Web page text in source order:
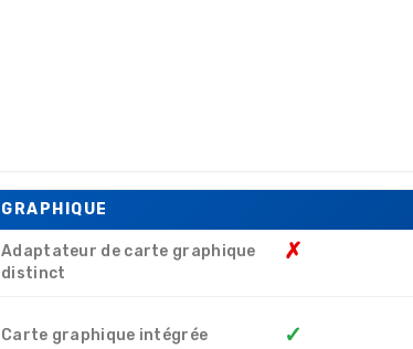
GRAPHIQUE
Adaptateur de carte graphique
distinct
✗
Carte graphique intégrée ✓